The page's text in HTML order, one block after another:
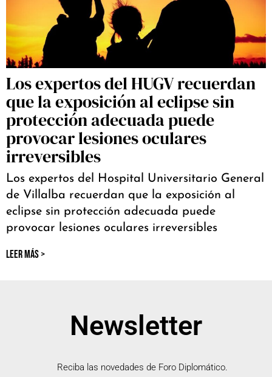
Los expertos del HUGV recuerdan
que la exposición al eclipse sin
protección adecuada puede
provocar lesiones oculares
irreversibles
Los expertos del Hospital Universitario General
de Villalba recuerdan que la exposición al
eclipse sin protección adecuada puede
provocar lesiones oculares irreversibles
LEER MÁS >
Newsletter
Reciba las novedades de Foro Diplomático.